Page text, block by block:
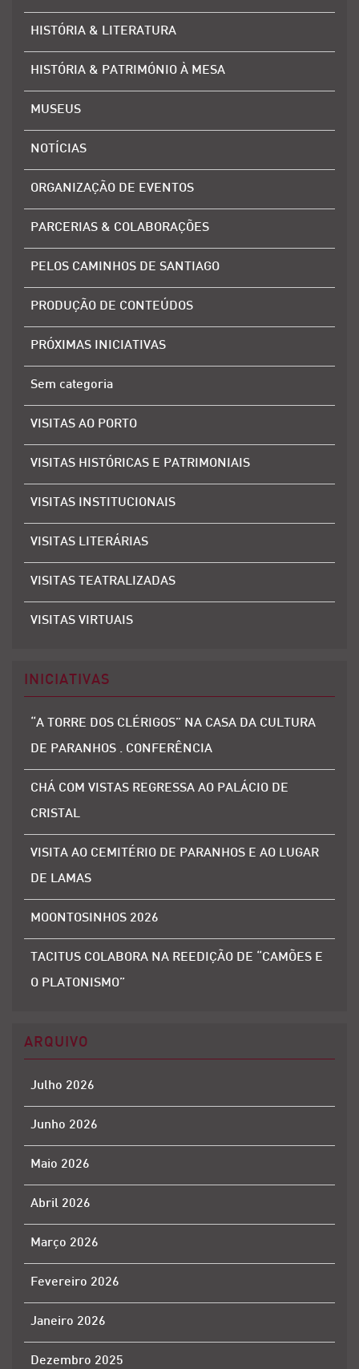
HISTÓRIA & LITERATURA
HISTÓRIA & PATRIMÓNIO À MESA
MUSEUS
NOTÍCIAS
ORGANIZAÇÃO DE EVENTOS
PARCERIAS & COLABORAÇÕES
PELOS CAMINHOS DE SANTIAGO
PRODUÇÃO DE CONTEÚDOS
PRÓXIMAS INICIATIVAS
Sem categoria
VISITAS AO PORTO
VISITAS HISTÓRICAS E PATRIMONIAIS
VISITAS INSTITUCIONAIS
VISITAS LITERÁRIAS
VISITAS TEATRALIZADAS
VISITAS VIRTUAIS
INICIATIVAS
“A TORRE DOS CLÉRIGOS” NA CASA DA CULTURA
DE PARANHOS . CONFERÊNCIA
CHÁ COM VISTAS REGRESSA AO PALÁCIO DE
CRISTAL
VISITA AO CEMITÉRIO DE PARANHOS E AO LUGAR
DE LAMAS
MOONTOSINHOS 2026
TACITUS COLABORA NA REEDIÇÃO DE “CAMÕES E
O PLATONISMO”
ARQUIVO
Julho 2026
Junho 2026
Maio 2026
Abril 2026
Março 2026
Fevereiro 2026
Janeiro 2026
Dezembro 2025